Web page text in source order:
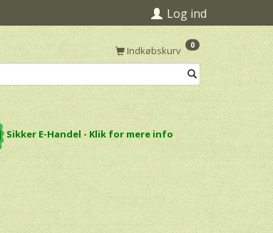
Log ind
Indkøbskurv 0
Sikker E-Handel - Klik for mere info